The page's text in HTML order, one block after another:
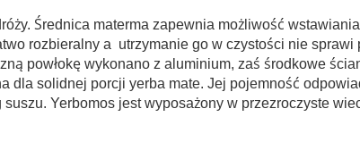
Średnica materma zapewnia możliwość
rozbieralny a utrzymanie go w czystości nie sprawi
powłokę wykonano z aluminium, zaś środkowe
dla solidnej porcji yerba mate. Jej pojemność
suszu. Yerbomos jest wyposażony w przezroczyste